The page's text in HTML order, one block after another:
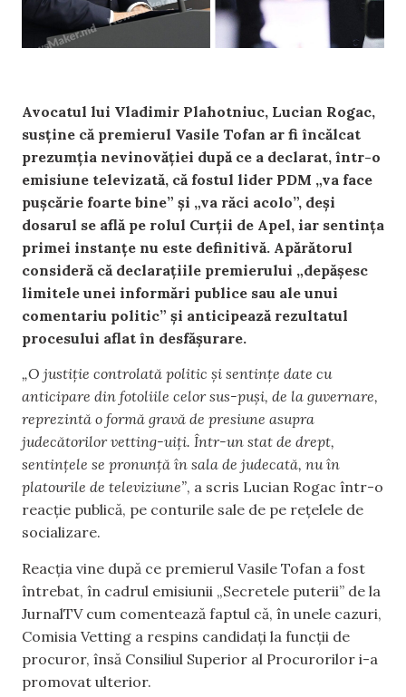
Avocatul lui Vladimir Plahotniuc, Lucian Rogac,
susține că premierul Vasile Tofan ar fi încălcat
prezumția nevinovăției după ce a declarat, într-o
emisiune televizată, că fostul lider PDM „va face
pușcărie foarte bine” și „va răci acolo”, deși
dosarul se află pe rolul Curții de Apel, iar sentința
primei instanțe nu este definitivă. Apărătorul
consideră că declarațiile premierului „depășesc
limitele unei informări publice sau ale unui
comentariu politic” și anticipează rezultatul
procesului aflat în desfășurare.
„O justiție controlată politic și sentințe date cu
anticipare din fotoliile celor sus-puși, de la guvernare,
reprezintă o formă gravă de presiune asupra
judecătorilor vetting-uiți. Într-un stat de drept,
sentințele se pronunță în sala de judecată, nu în
platourile de televiziune”, a scris Lucian Rogac într-o
reacție publică, pe conturile sale de pe rețelele de
socializare.
Reacția vine după ce premierul Vasile Tofan a fost
întrebat, în cadrul emisiunii „Secretele puterii” de la
JurnalTV cum comentează faptul că, în unele cazuri,
Comisia Vetting a respins candidați la funcții de
procuror, însă Consiliul Superior al Procurorilor i-a
promovat ulterior.